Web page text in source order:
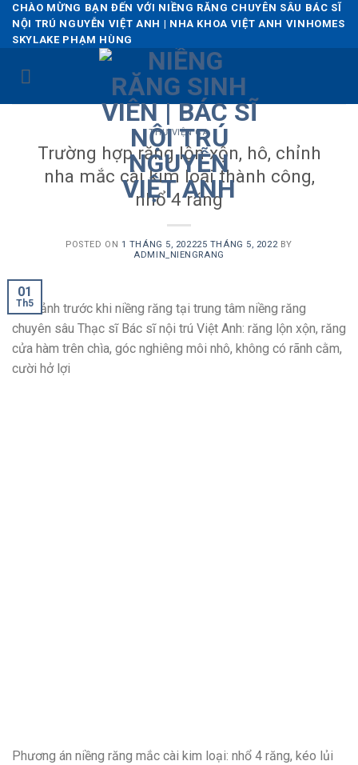
Skip
content
CHÀO MỪNG BẠN ĐẾN VỚI NIỀNG RĂNG CHUYÊN SÂU BÁC SĨ
NỘI TRÚ NGUYỄN VIỆT ANH | NHA KHOA VIỆT ANH VINHOMES
SKYLAKE PHẠM HÙNG
THƯ VIỆN CA
Trường hợp răng lộn xộn, hô, chỉnh
nha mắc cài kim loại thành công,
nhổ 4 răng
POSTED ON 1 THÁNG 5, 202225 THÁNG 5, 2022 BY
ADMIN_NIENGRANG
01
Th5
Hình ảnh trước khi niềng răng tại trung tâm niềng răng
chuyên sâu Thạc sĩ Bác sĩ nội trú Việt Anh: răng lộn xộn, răng
cửa hàm trên chìa, góc nghiêng môi nhô, không có rãnh cằm,
cười hở lợi
Phương án niềng răng mắc cài kim loại: nhổ 4 răng, kéo lủi